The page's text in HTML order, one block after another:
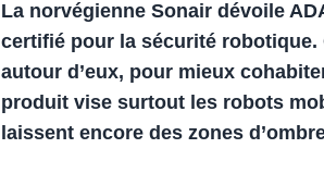
La norvégienne Sonair dévoile
certifié pour la sécurité robotique.
autour d’eux, pour mieux
produit vise surtout les robots
laissent encore des zones